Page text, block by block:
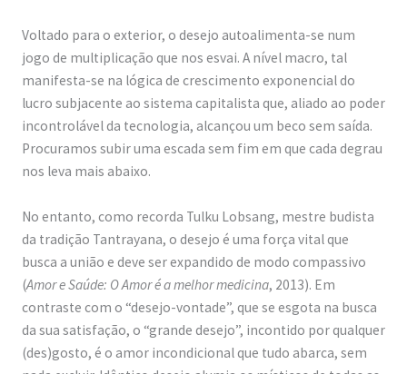
Voltado para o exterior, o desejo autoalimenta-se num
jogo de multiplicação que nos esvai. A nível macro, tal
manifesta-se na lógica de crescimento exponencial do
lucro subjacente ao sistema capitalista que, aliado ao poder
incontrolável da tecnologia, alcançou um beco sem saída.
Procuramos subir uma escada sem fim em que cada degrau
nos leva mais abaixo.
No entanto, como recorda Tulku Lobsang, mestre budista
da tradição Tantrayana, o desejo é uma força vital que
busca a união e deve ser expandido de modo compassivo
(Amor e Saúde: O Amor é a melhor medicina, 2013). Em
contraste com o “desejo-vontade”, que se esgota na busca
da sua satisfação, o “grande desejo”, incontido por qualquer
(des)gosto, é o amor incondicional que tudo abarca, sem